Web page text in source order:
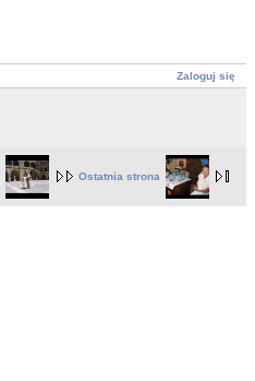
Zaloguj się
Ostatnia strona